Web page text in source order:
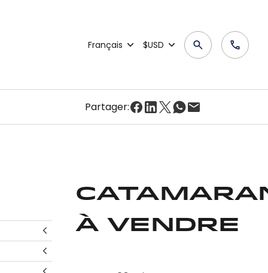
Français $USD
Partager:
à vendre